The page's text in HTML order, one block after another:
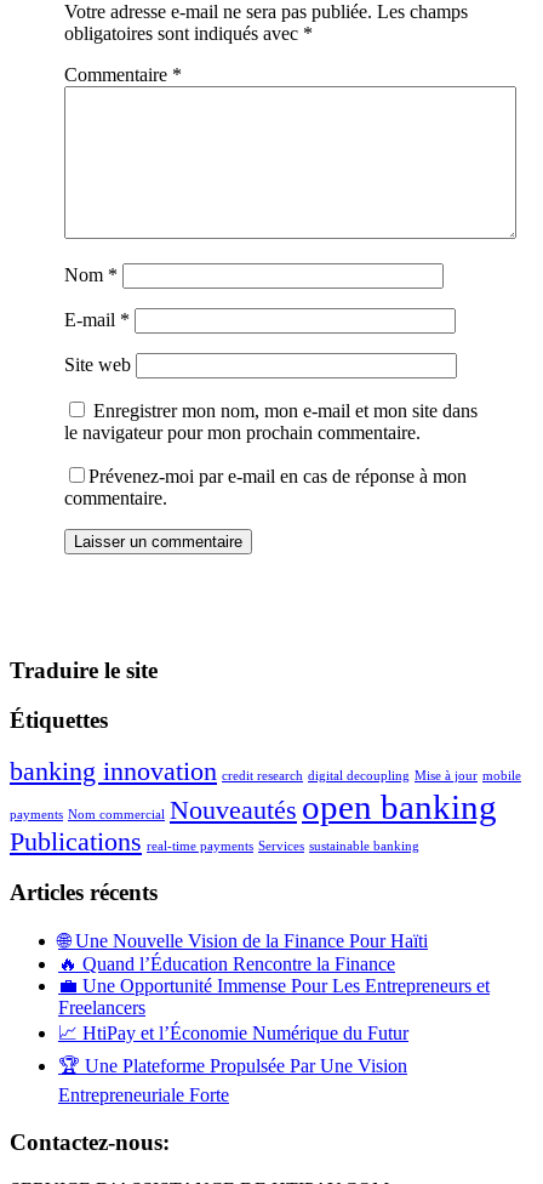
Votre adresse e-mail ne sera pas publiée. Les champs
obligatoires sont indiqués avec *
Commentaire *
Nom *
E-mail *
Site web
Enregistrer mon nom, mon e-mail et mon site dans
le navigateur pour mon prochain commentaire.
Prévenez-moi par e-mail en cas de réponse à mon
commentaire.
Traduire le site
Étiquettes
banking innovation credit research digital decoupling Mise à jour mobile
payments Nom commercial Nouveautés open banking
Publications real-time payments Services sustainable banking
Articles récents
🌐 Une Nouvelle Vision de la Finance Pour Haïti
🔥 Quand l’Éducation Rencontre la Finance
💼 Une Opportunité Immense Pour Les Entrepreneurs et
Freelancers
📈 HtiPay et l’Économie Numérique du Futur
🏆 Une Plateforme Propulsée Par Une Vision
Entrepreneuriale Forte
Contactez-nous: